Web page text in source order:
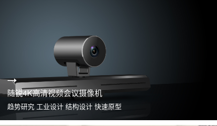
随锐4K高清视频会议摄像机
趋势研究 工业设计 结构设计 快速原型